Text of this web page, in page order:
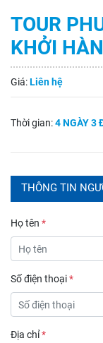
TOUR
KHỞI
Giá:Liên hệ
Thời gian:4 NGÀY 3
THÔNG TIN
Họ tên *
Số điện thoại*
Địa chỉ*